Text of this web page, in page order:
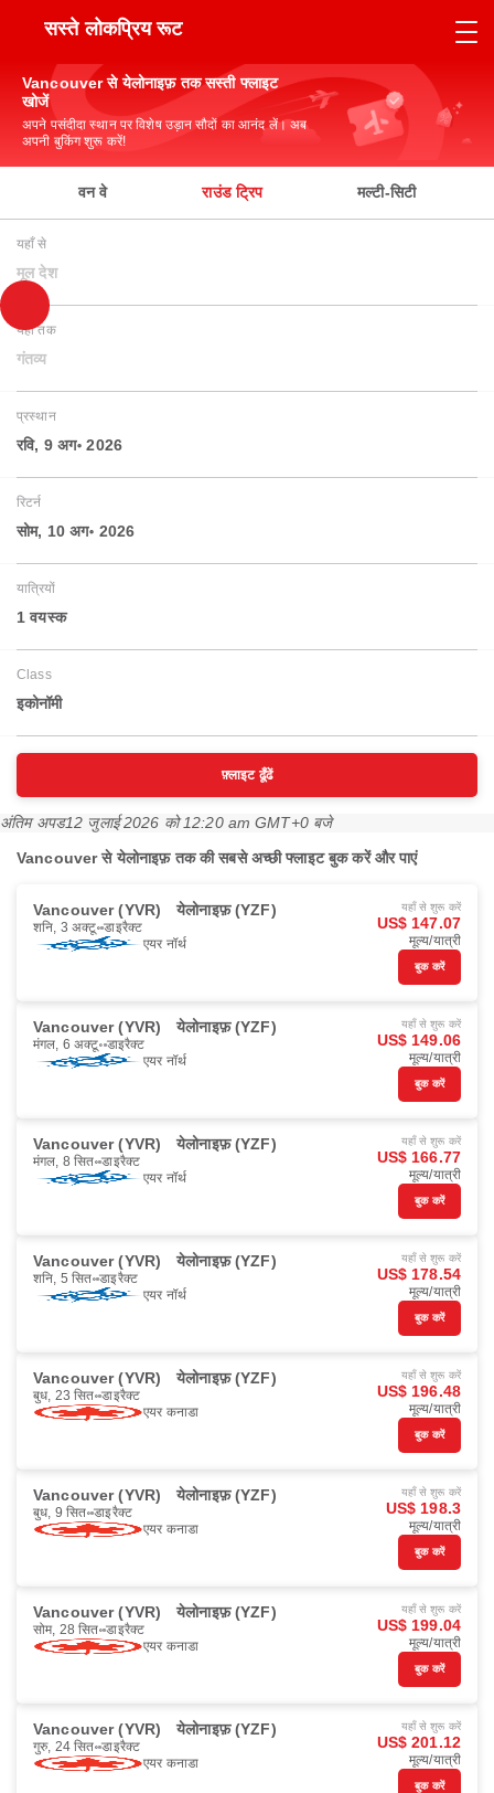
सस्ते लोकप्रिय रूट
Vancouver से येलोनाइफ़ तक सस्ती फ्लाइट
खोजें
अपने पसंदीदा स्थान पर विशेष उड़ान सौदों का आनंद लें। अब
अपनी बुकिंग शुरू करें!
वन वे राउंड ट्रिप मल्टी-सिटी
यहाँ से
मूल देश
यहाँ तक
गंतव्य
प्रस्थान
रवि, 9 अग॰ 2026
रिटर्न
सोम, 10 अग॰ 2026
यात्रियों
1 वयस्‍क
Class
इकोनॉमी
फ़्लाइट ढूँढें
अंतिम अपड12 जुलाई 2026 को 12:20 am GMT+0 बजे
Vancouver से येलोनाइफ़ तक की सबसे अच्छी फ्लाइट बुक करें और पाएं
Vancouver (YVR) येलोनाइफ़ (YZF)
शनि, 3 अक्टू॰ डाइरैक्ट
एयर नॉर्थ
यहाँ से शुरू करें
US$ 147.07
मूल्य/यात्री
बुक करें
Vancouver (YVR) येलोनाइफ़ (YZF)
मंगल, 6 अक्टू॰ डाइरैक्ट
एयर नॉर्थ
यहाँ से शुरू करें
US$ 149.06
मूल्य/यात्री
बुक करें
Vancouver (YVR) येलोनाइफ़ (YZF)
मंगल, 8 सित॰ डाइरैक्ट
एयर नॉर्थ
यहाँ से शुरू करें
US$ 166.77
मूल्य/यात्री
बुक करें
Vancouver (YVR) येलोनाइफ़ (YZF)
शनि, 5 सित॰ डाइरैक्ट
एयर नॉर्थ
यहाँ से शुरू करें
US$ 178.54
मूल्य/यात्री
बुक करें
Vancouver (YVR) येलोनाइफ़ (YZF)
बुध, 23 सित॰ डाइरैक्ट
एयर कनाडा
यहाँ से शुरू करें
US$ 196.48
मूल्य/यात्री
बुक करें
Vancouver (YVR) येलोनाइफ़ (YZF)
बुध, 9 सित॰ डाइरैक्ट
एयर कनाडा
यहाँ से शुरू करें
US$ 198.3
मूल्य/यात्री
बुक करें
Vancouver (YVR) येलोनाइफ़ (YZF)
सोम, 28 सित॰ डाइरैक्ट
एयर कनाडा
यहाँ से शुरू करें
US$ 199.04
मूल्य/यात्री
बुक करें
Vancouver (YVR) येलोनाइफ़ (YZF)
गुरु, 24 सित॰ डाइरैक्ट
एयर कनाडा
यहाँ से शुरू करें
US$ 201.12
मूल्य/यात्री
बुक करें